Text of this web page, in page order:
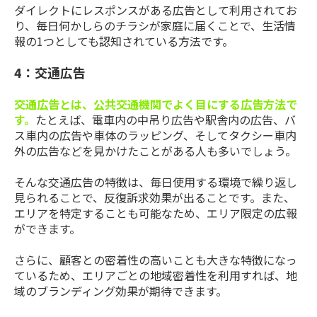
ダイレクトにレスポンスがある広告として利用されてお
り、毎日何かしらのチラシが家庭に届くことで、生活情
報の1つとしても認知されている方法です。
4：交通広告
交通広告とは、公共交通機関でよく目にする広告方法で
す。 たとえば、電車内の中吊り広告や駅舎内の広告、バ
ス車内の広告や車体のラッピング、そしてタクシー車内
外の広告などを見かけたことがある人も多いでしょう。
そんな交通広告の特徴は、毎日使用する環境で繰り返し
見られることで、反復訴求効果が出ることです。また、
エリアを特定することも可能なため、エリア限定の広報
ができます。
さらに、顧客との密着性の高いことも大きな特徴になっ
ているため、エリアごとの地域密着性を利用すれば、地
域のブランディング効果が期待できます。